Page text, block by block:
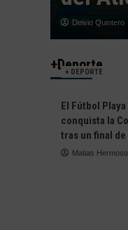
Deivid Quintero
+Deporte
+ DEPORTE
El Fútbol Playa
conquista la
tras un final
Matias Hermoso